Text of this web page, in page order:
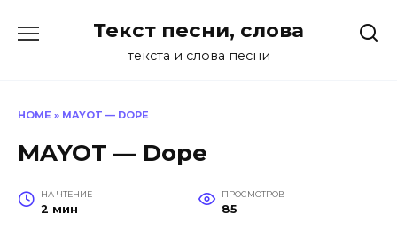
Текст песни, слова
текста и слова песни
HOME » MAYOT — DOPE
MAYOT — Dope
НА ЧТЕНИЕ
2 мин
ПРОСМОТРОВ
85